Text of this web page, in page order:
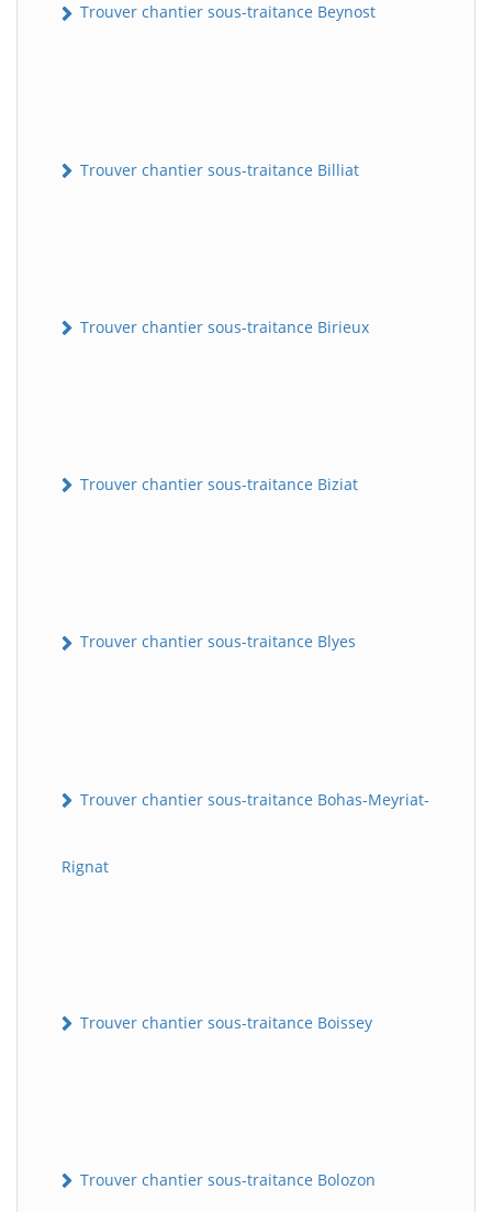
Trouver chantier sous-traitance Beynost
Trouver chantier sous-traitance Billiat
Trouver chantier sous-traitance Birieux
Trouver chantier sous-traitance Biziat
Trouver chantier sous-traitance Blyes
Trouver chantier sous-traitance Bohas-Meyriat-
Rignat
Trouver chantier sous-traitance Boissey
Trouver chantier sous-traitance Bolozon